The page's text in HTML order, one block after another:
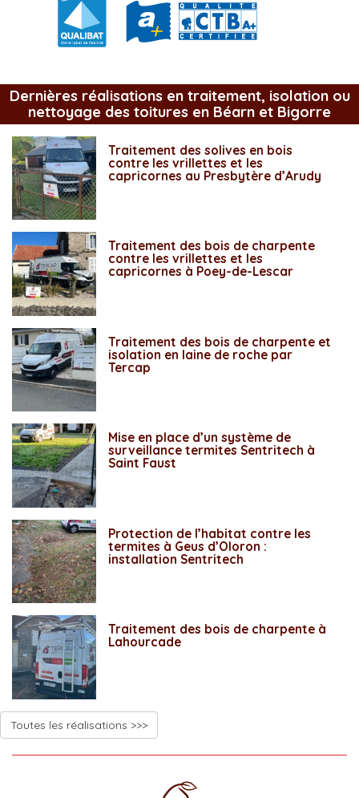
Dernières réalisations en traitement, isolation ou
nettoyage des toitures en Béarn et Bigorre
Traitement des solives en bois
contre les vrillettes et les
capricornes au Presbytère d’Arudy
Traitement des bois de charpente
contre les vrillettes et les
capricornes à Poey-de-Lescar
Traitement des bois de charpente et
isolation en laine de roche par
Tercap
Mise en place d’un système de
surveillance termites Sentritech à
Saint Faust
Protection de l’habitat contre les
termites à Geus d’Oloron :
installation Sentritech
Traitement des bois de charpente à
Lahourcade
Toutes les réalisations >>>